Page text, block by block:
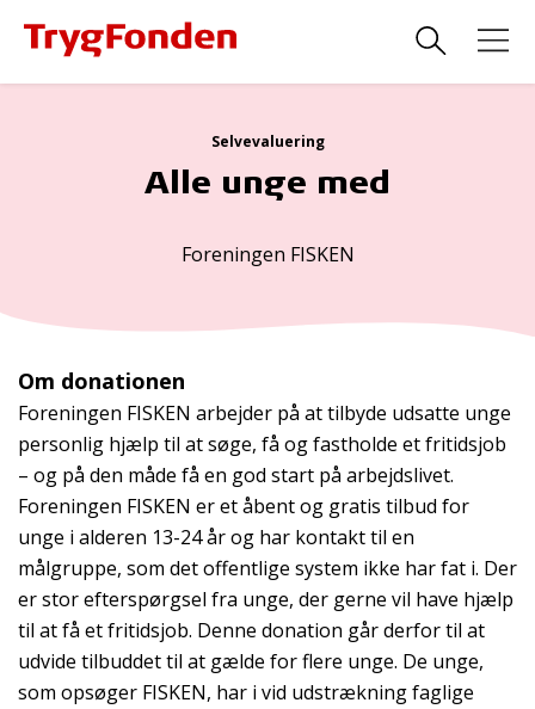
Selvevaluering
Alle unge med
Foreningen FISKEN
Om donationen
Foreningen FISKEN arbejder på at tilbyde udsatte unge
personlig hjælp til at søge, få og fastholde et fritidsjob
– og på den måde få en god start på arbejdslivet.
Foreningen FISKEN er et åbent og gratis tilbud for
unge i alderen 13-24 år og har kontakt til en
målgruppe, som det offentlige system ikke har fat i. Der
er stor efterspørgsel fra unge, der gerne vil have hjælp
til at få et fritidsjob. Denne donation går derfor til at
udvide tilbuddet til at gælde for flere unge. De unge,
som opsøger FISKEN, har i vid udstrækning faglige